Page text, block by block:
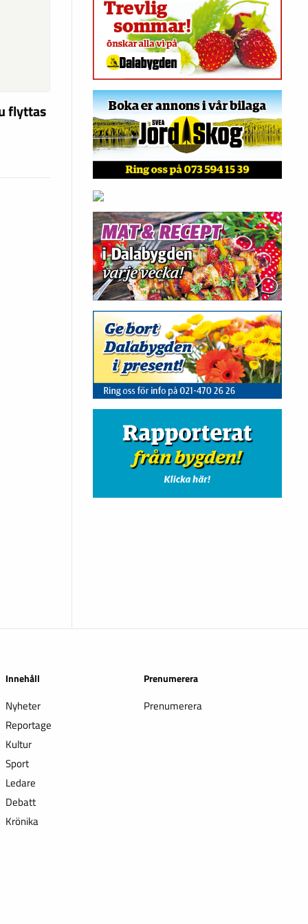
flyttas
Innehåll
Nyheter
Reportage
Kultur
Sport
Ledare
Debatt
Krönika
Prenumerera
Prenumerera